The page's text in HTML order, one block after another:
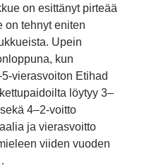
on esittänyt pirteää
on tehnyt eniten
Upein
kun
vierasvoiton Etihad
löytyy 3–
4–2-voitto
ja vierasvoitto
viiden vuoden